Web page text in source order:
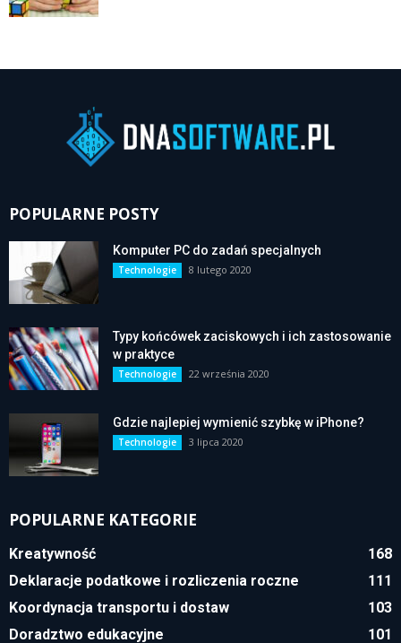
POPULARNE POSTY
Komputer PC do zadań specjalnych
Technologie 8 lutego 2020
Typy końcówek zaciskowych i ich zastosowanie
w praktyce
Technologie 22 września 2020
Gdzie najlepiej wymienić szybkę w iPhone?
Technologie 3 lipca 2020
POPULARNE KATEGORIE
Kreatywność
168
Deklaracje podatkowe i rozliczenia roczne
111
Koordynacja transportu i dostaw
103
Doradztwo edukacyjne
101